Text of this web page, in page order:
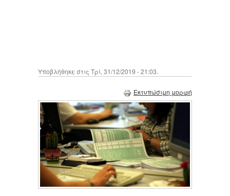
Υποβλήθηκε στις Τρί, 31/12/2019 - 21:03.
Εκτυπώσιμη μορφή